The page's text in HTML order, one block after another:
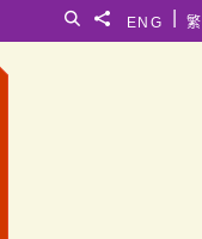
繁
ENG
分享給
搜寻